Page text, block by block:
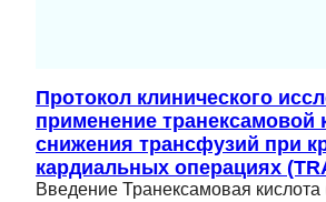
Протокол клинического
применение транексамовой
снижения трансфузий при
кардиальных операциях
Введение Транексамовая